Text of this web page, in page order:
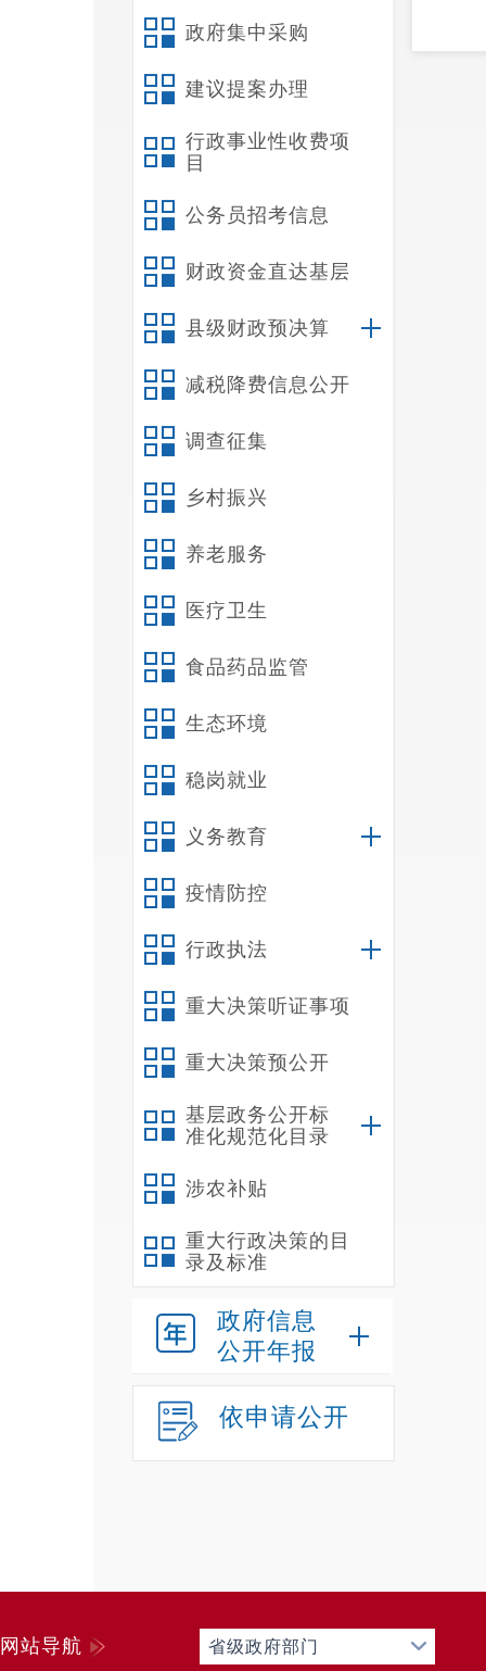
政府集中采购
建议提案办理
行政事业性收费项
目
公务员招考信息
财政资金直达基层
县级财政预决算
减税降费信息公开
调查征集
乡村振兴
养老服务
医疗卫生
食品药品监管
生态环境
稳岗就业
义务教育
疫情防控
行政执法
重大决策听证事项
重大决策预公开
基层政务公开标
准化规范化目录
涉农补贴
重大行政决策的目
录及标准
政府信息
公开年报
依申请公开
网站导航 省级政府部门